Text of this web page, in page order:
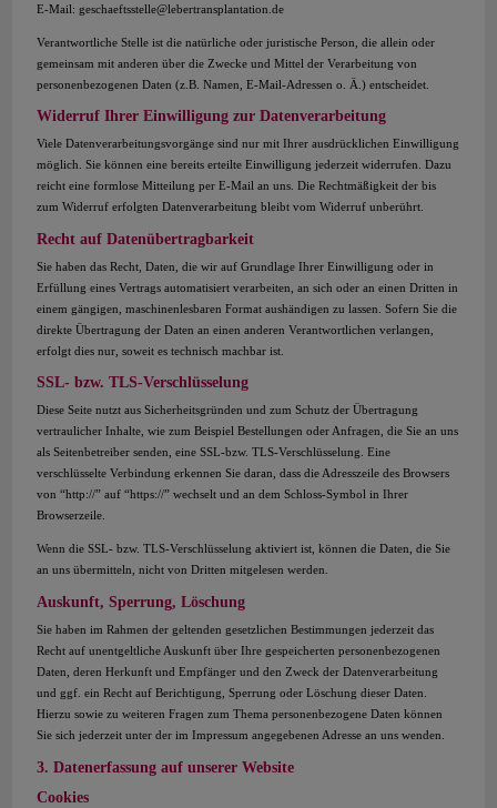
E-Mail: geschaeftsstelle@lebertransplantation.de
Verantwortliche Stelle ist die natürliche oder juristische Person, die allein oder
gemeinsam mit anderen über die Zwecke und Mittel der Verarbeitung von
personenbezogenen Daten (z.B. Namen, E-Mail-Adressen o. Ä.) entscheidet.
Widerruf Ihrer Einwilligung zur Datenverarbeitung
Viele Datenverarbeitungsvorgänge sind nur mit Ihrer ausdrücklichen Einwilligung
möglich. Sie können eine bereits erteilte Einwilligung jederzeit widerrufen. Dazu
reicht eine formlose Mitteilung per E-Mail an uns. Die Rechtmäßigkeit der bis
zum Widerruf erfolgten Datenverarbeitung bleibt vom Widerruf unberührt.
Recht auf Datenübertragbarkeit
Sie haben das Recht, Daten, die wir auf Grundlage Ihrer Einwilligung oder in
Erfüllung eines Vertrags automatisiert verarbeiten, an sich oder an einen Dritten in
einem gängigen, maschinenlesbaren Format aushändigen zu lassen. Sofern Sie die
direkte Übertragung der Daten an einen anderen Verantwortlichen verlangen,
erfolgt dies nur, soweit es technisch machbar ist.
SSL- bzw. TLS-Verschlüsselung
Diese Seite nutzt aus Sicherheitsgründen und zum Schutz der Übertragung
vertraulicher Inhalte, wie zum Beispiel Bestellungen oder Anfragen, die Sie an uns
als Seitenbetreiber senden, eine SSL-bzw. TLS-Verschlüsselung. Eine
verschlüsselte Verbindung erkennen Sie daran, dass die Adresszeile des Browsers
von “http://” auf “https://” wechselt und an dem Schloss-Symbol in Ihrer
Browserzeile.
Wenn die SSL- bzw. TLS-Verschlüsselung aktiviert ist, können die Daten, die Sie
an uns übermitteln, nicht von Dritten mitgelesen werden.
Auskunft, Sperrung, Löschung
Sie haben im Rahmen der geltenden gesetzlichen Bestimmungen jederzeit das
Recht auf unentgeltliche Auskunft über Ihre gespeicherten personenbezogenen
Daten, deren Herkunft und Empfänger und den Zweck der Datenverarbeitung
und ggf. ein Recht auf Berichtigung, Sperrung oder Löschung dieser Daten.
Hierzu sowie zu weiteren Fragen zum Thema personenbezogene Daten können
Sie sich jederzeit unter der im Impressum angegebenen Adresse an uns wenden.
3. Datenerfassung auf unserer Website
Cookies